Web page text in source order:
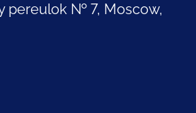
pereulok № 7, Moscow,